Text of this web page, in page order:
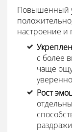
Повышенный
настроение и
с более
чаще
Рост